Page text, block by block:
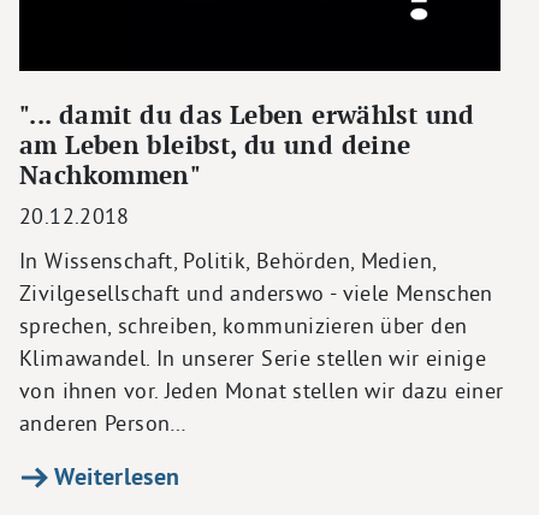
"... damit du das Leben erwählst und
am Leben bleibst, du und deine
Nachkommen"
20.12.2018
In Wissenschaft, Politik, Behörden, Medien,
Zivilgesellschaft und anderswo - viele Menschen
sprechen, schreiben, kommunizieren über den
Klimawandel. In unserer Serie stellen wir einige
von ihnen vor. Jeden Monat stellen wir dazu einer
anderen Person…
Weiterlesen